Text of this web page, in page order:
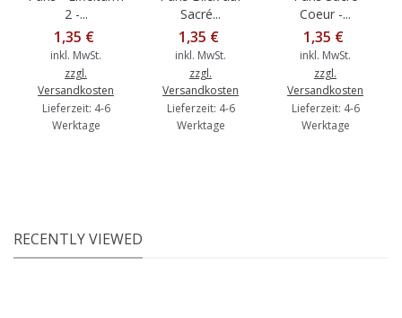
2 -...
1,35 €
inkl. MwSt.
zzgl.
Versandkosten
Lieferzeit: 4-6
Werktage
Sacré...
1,35 €
inkl. MwSt.
zzgl.
Versandkosten
Lieferzeit: 4-6
Werktage
Coeur -...
1,35 €
inkl. MwSt.
zzgl.
Versandkosten
Lieferzeit: 4-6
Werktage
RECENTLY VIEWED